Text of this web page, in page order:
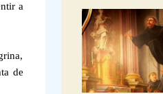
a
de
o vosso Espírito e
renovareis a face da
Deus, que instruístes
vossos fiéis com a luz
fazei que apreciemos